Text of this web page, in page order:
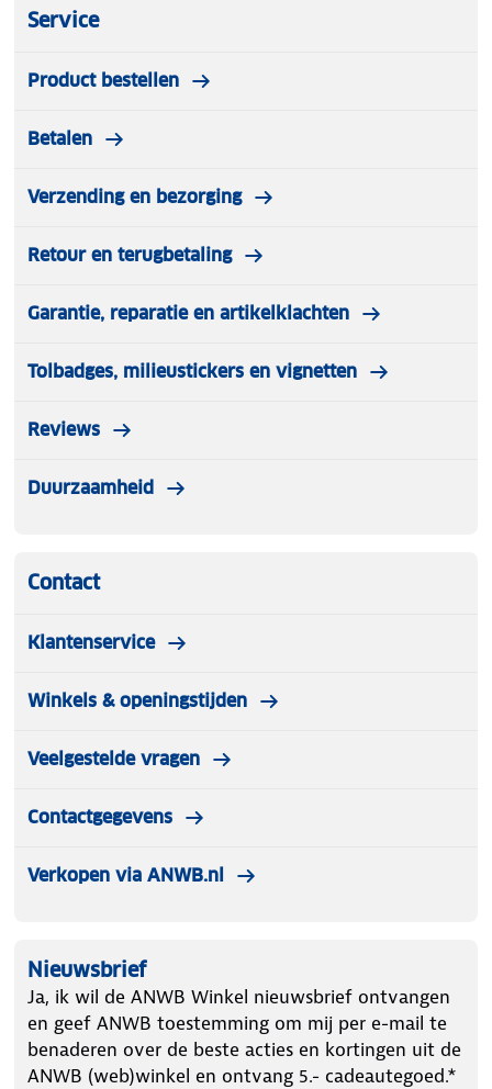
Service
Product bestellen
Betalen
Verzending en bezorging
Retour en terugbetaling
Garantie, reparatie en artikelklachten
Tolbadges, milieustickers en vignetten
Reviews
Duurzaamheid
Contact
Klantenservice
Winkels & openingstijden
Veelgestelde vragen
Contactgegevens
Verkopen via ANWB.nl
Nieuwsbrief
Ja, ik wil de ANWB Winkel nieuwsbrief ontvangen
en geef ANWB toestemming om mij per e-mail te
benaderen over de beste acties en kortingen uit de
ANWB (web)winkel en ontvang 5.- cadeautegoed.*